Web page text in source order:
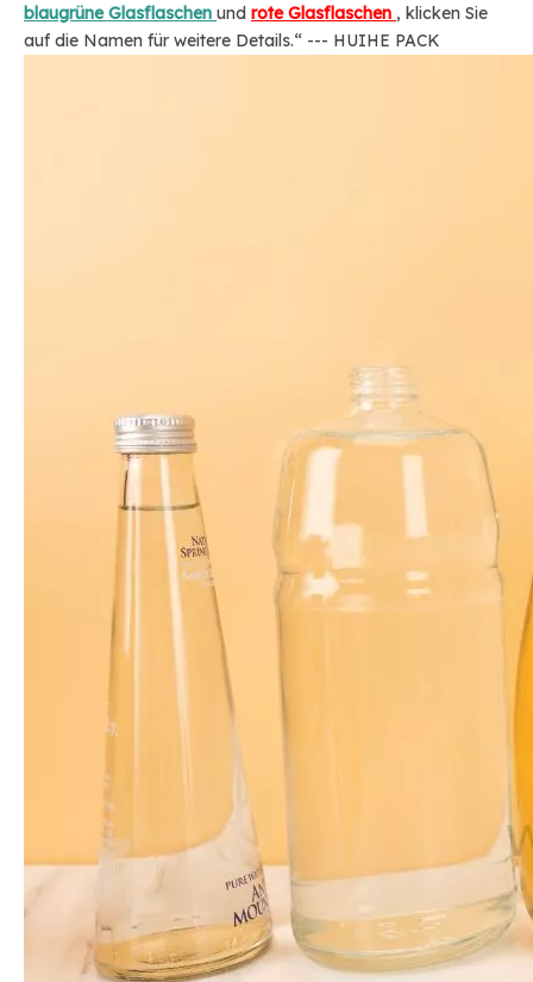
blaugrüne Glasflaschen und rote Glasflaschen , klicken Sie
auf die Namen für weitere Details.“ --- HUIHE PACK